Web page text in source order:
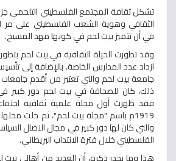
تشكل ثقافة المجتمع الفلسطيني التلحمي
الثقافي وهوية الشعب الفلسطيني على مر
في أن تتميز بيت لحم في كونها مهد المسيح.
وقد تطورت الحياة الثقافية في بيت لحم
ازداد عدد المدارس الخاصة، بالإضافة إلى
جامعة بيت لحم والتي تعتبر من أقدم
ذلك، كان للصحافة في بيت لحم دور كبير في
فقد ظهرت أول مجلة علمية ثقافية
1919م باسم "مجلة بيت لحم"، ثم حلت
والتي كان لها دور كبير في مجال النضال
الفلسطيني خلال فترة الانتداب البريطاني.